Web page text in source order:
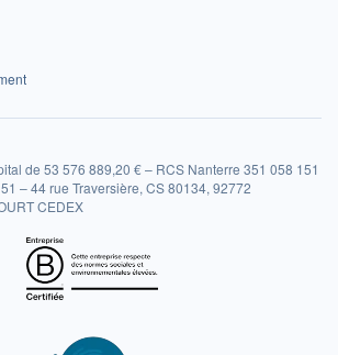
de 53 576 889,20 € – RCS Nanterre 351 058 151
– 44 rue Traversière, CS 80134, 92772
CEDEX